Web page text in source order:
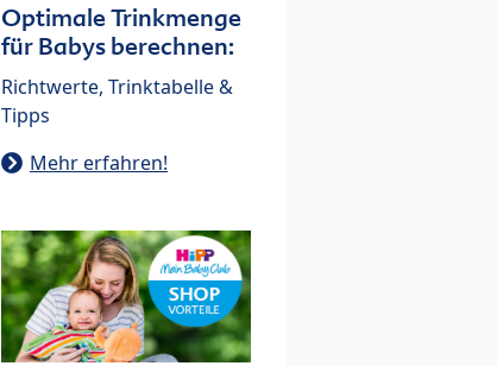
Optimale Trinkmenge
für Babys berechnen:
Richtwerte, Trinktabelle &
Tipps
Mehr erfahren!